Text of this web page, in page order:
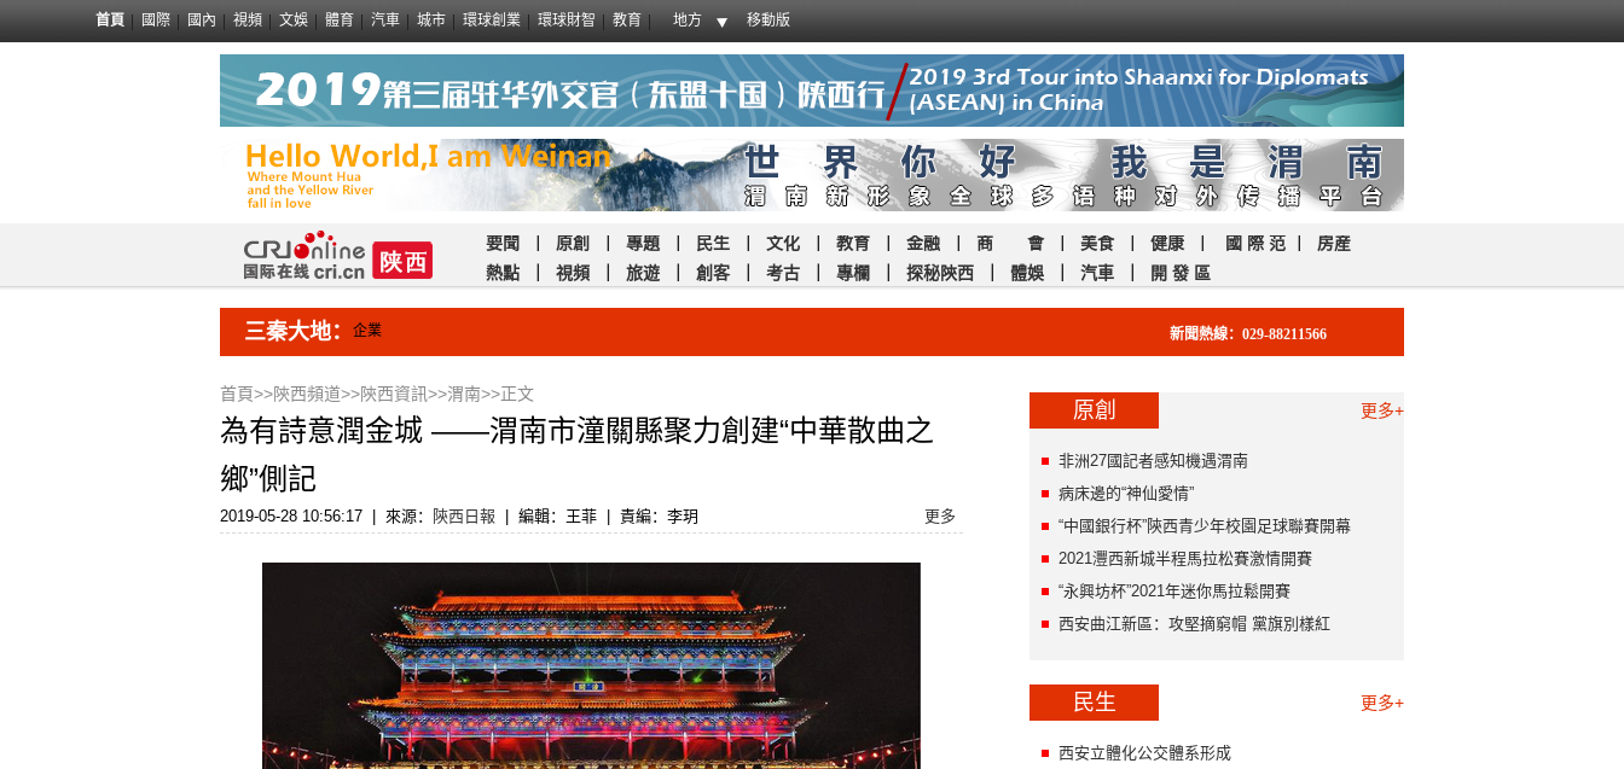
首頁 國際 國內 視頻 文娛 體育 汽車 城市 環球創業 環球財智 教育 地方 移動版
要聞 原創 專題 民生 文化 教育 金融 商 會｜ 美食｜ 健康 國 際 范
房産
熱點
視頻 旅遊 創客 考古 專欄 探秘陝西 體娛 汽車 開 發 區
三秦大地： 企業 新聞熱線：029-88211566
首頁>>陝西頻道>>陝西資訊>>渭南>>正文
為有詩意潤金城 ——渭南市潼關縣聚力創建“中華散曲之
鄉”側記
2019-05-28 10:56:17 來源： 陝西日報 編輯：王菲 責編：李玥 更多
原創 更多+
非洲27國記者感知機遇渭南
病床邊的“神仙愛情”
“中國銀行杯”陝西青少年校園足球聯賽開幕
2021灃西新城半程馬拉松賽激情開賽
“永興坊杯”2021年迷你馬拉鬆開賽
西安曲江新區：攻堅摘窮帽 黨旗別樣紅
民生 更多+
西安立體化公交體系形成